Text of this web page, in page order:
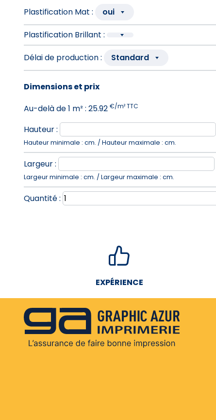
Plastification Mat : oui
Plastification Brillant :
Délai de production : Standard
Dimensions et prix
Au-delà de1 m² : 25.92 €/m² TTC
Hauteur :
Hauteur minimale : cm. / Hauteur maximale : cm.
Largeur :
Largeur minimale : cm. / Largeur maximale : cm.
Quantité :
EXPÉRIENCE